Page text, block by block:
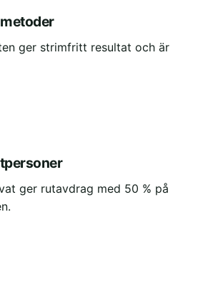
ger strimfritt resultat och är
ger rutavdrag med 50 % på